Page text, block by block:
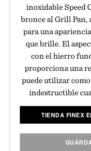
inoxidable Speed
bronce al Grill Pan,
para una
que brille. El
con el hierro
proporciona una
puede utilizar
indestructible
TIENDA FINEX